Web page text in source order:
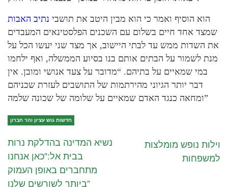
הוא הוסיף ואמר כי הוא מבין היטב את תושבי נתיב האבות
שמצד אחד חיים בשלום עם השכנים הפלסטינאים המעבדים
את השדות ממש עד לבתי היישוב, אך מצד שני יעשו הכל על
מנת לשמור על הבתים אותם בנו בסיוע הממשלה, ואף ילחמו
במי שמאיים על בתיהם. “מדובר על צעד אנושי ומובן. אין
דבר יותר הגיוני מהירתמות של התושבים לעזרת שכניהם
ומחאה כנגד האדם שמאיים על שלומה של שכונה שלמה”
חדשות גוש עציון והר חברון
נשיא המדינה בהדלקת נרות
בבית אל:”כאן אנחנו
מתחברים באופן העמוק
ביותר לשורשים שלנו”
וילות נופש מומלצות
למשפחות